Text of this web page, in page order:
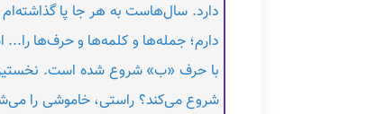
دارد. سال‌هاست به هر جا پا
دارم؛ جمله‌ها و کلمه‌ها و حرف‌ها را...
با حرف «ب» شروع شده است.
شروع می‌کند؟ راستی، خاموشی را